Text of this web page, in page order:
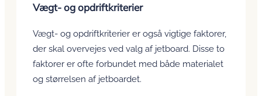
Vægt- og opdriftkriterier
Vægt- og opdriftkriterier er også vigtige faktorer,
der skal overvejes ved valg af jetboard. Disse to
faktorer er ofte forbundet med både materialet
og størrelsen af jetboardet.